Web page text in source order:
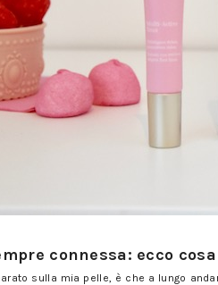
connessa: ecco
sulla mia pelle, è che a lungo